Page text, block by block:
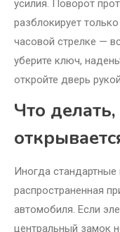
усилия. Поворот
разблокирует
часовой стрелке —
уберите ключ,
откройте дверь
Что
Иногда
распространенная
автомобиля. Если
центральный замок